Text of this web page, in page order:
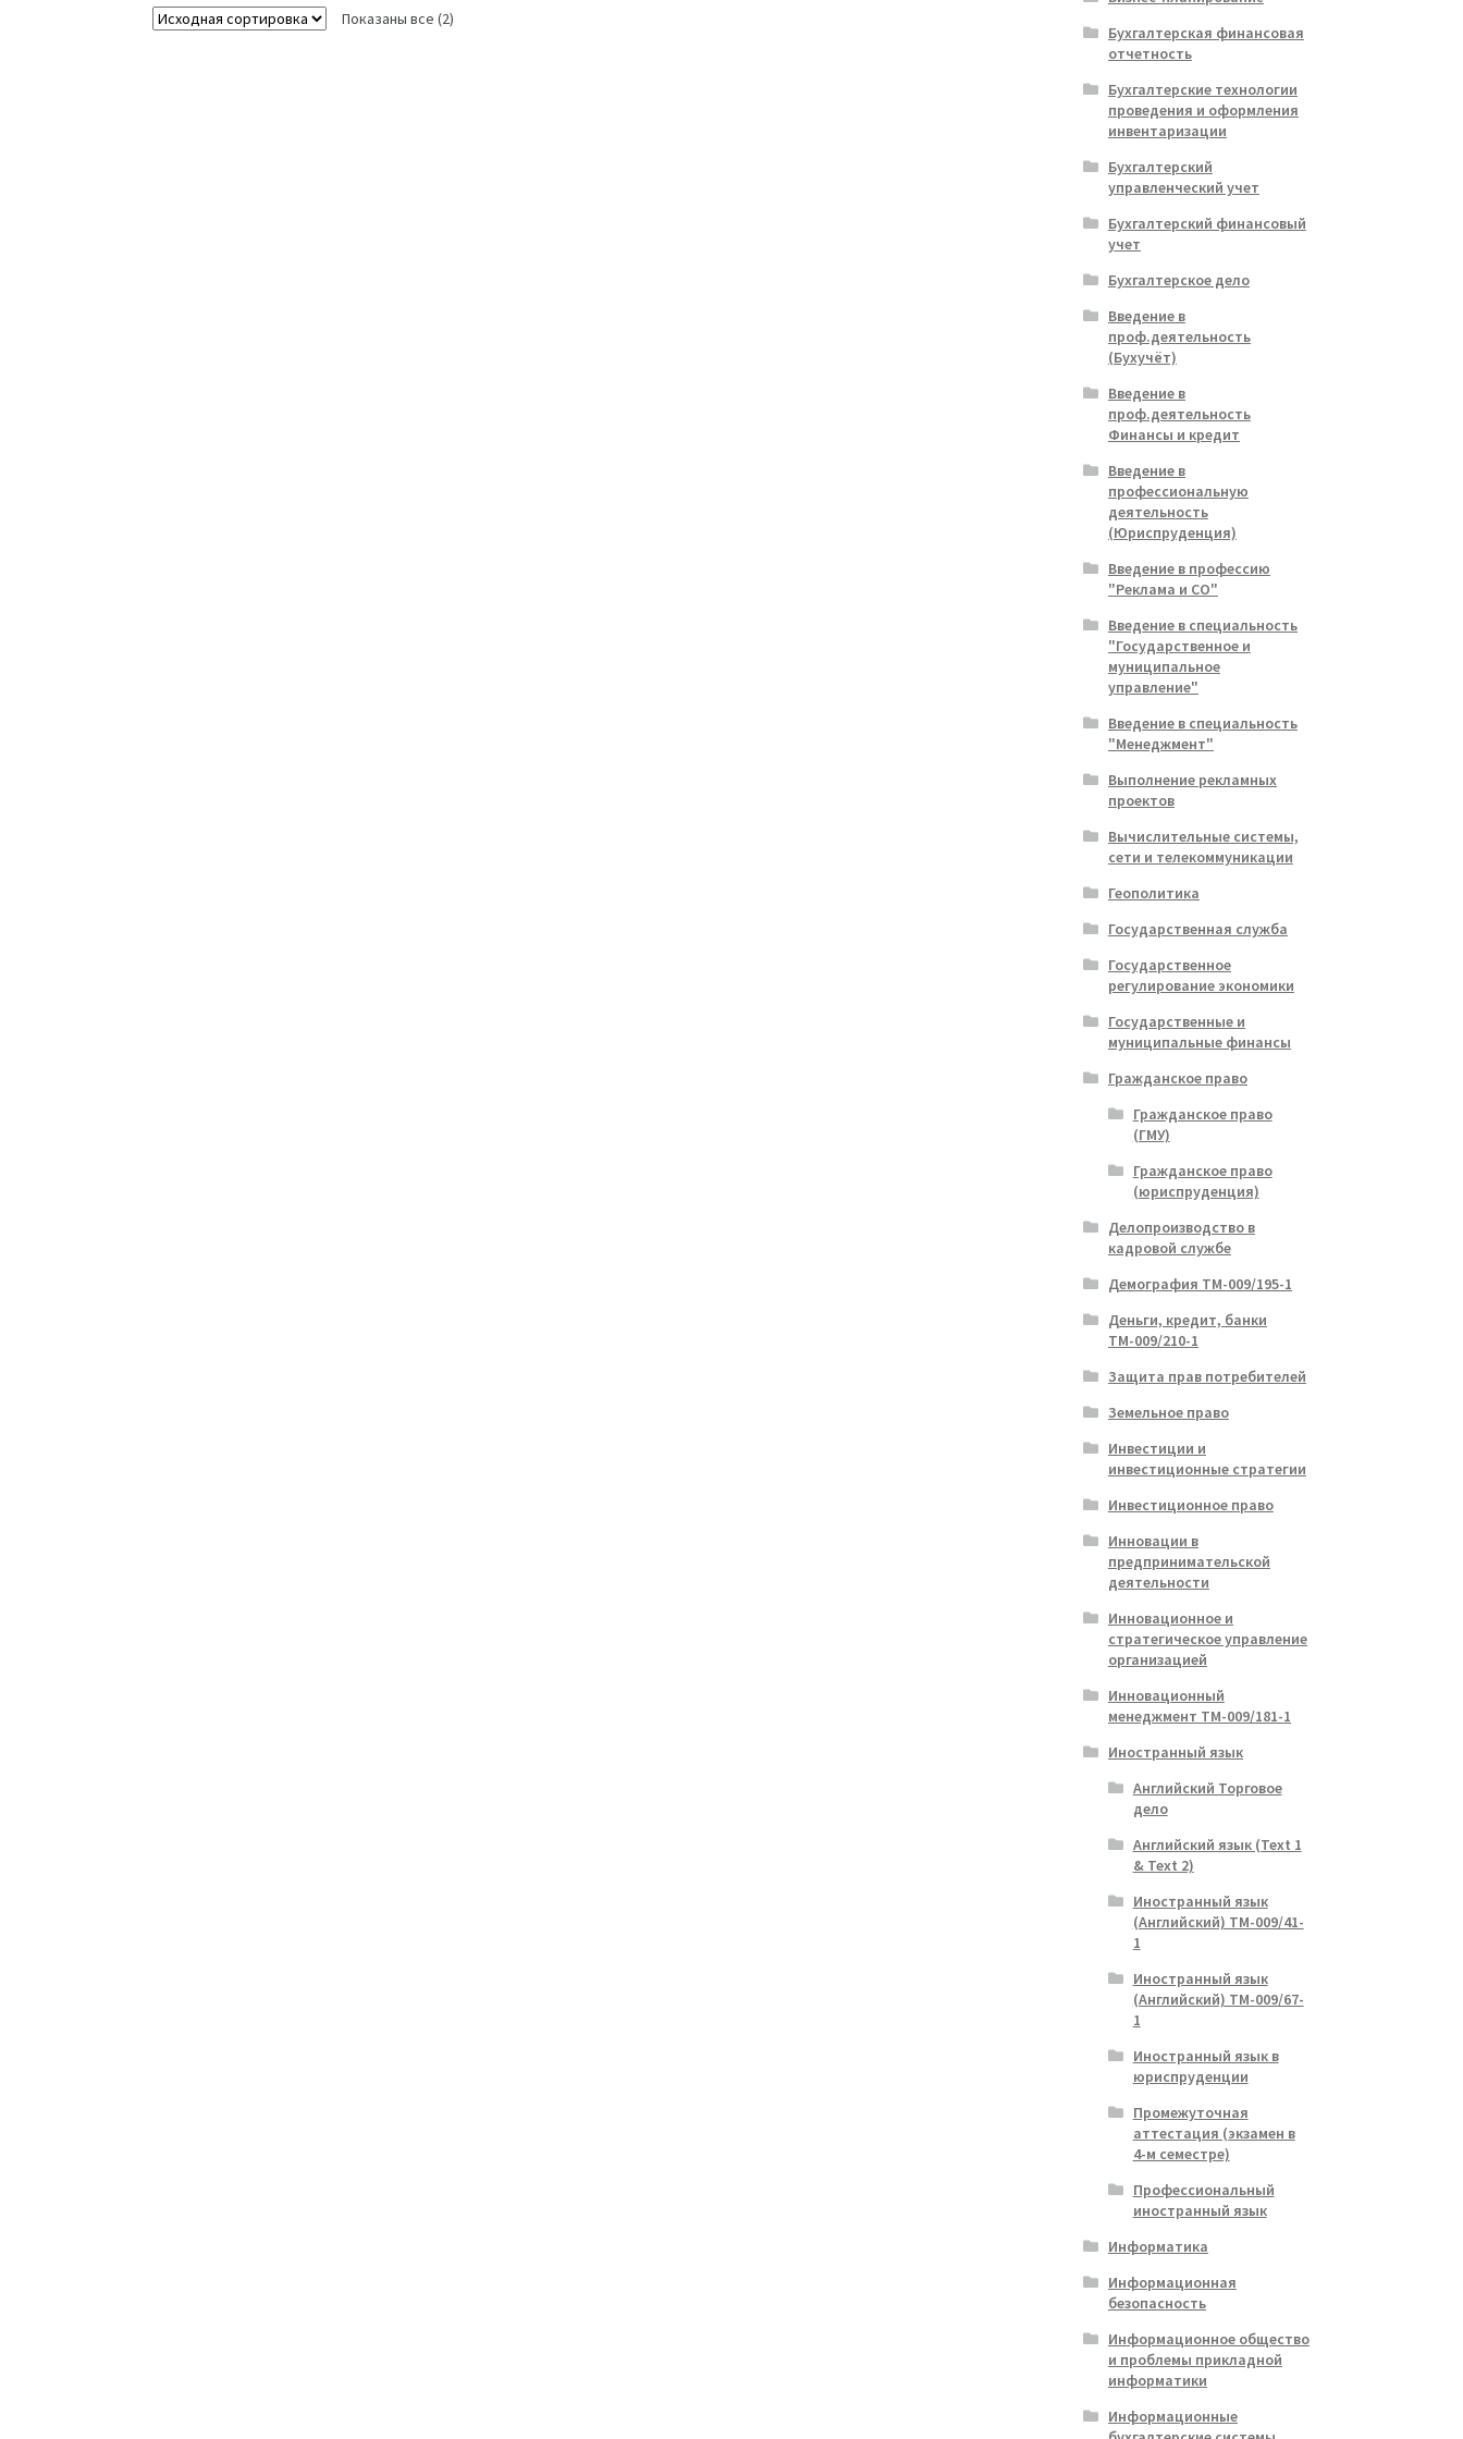
Показаны все (2)
Бухгалтерская финансовая
отчетность
Бухгалтерские технологии
проведения и оформления
инвентаризации
Бухгалтерский
управленческий учет
Бухгалтерский финансовый
учет
Бухгалтерское дело
Введение в
проф.деятельность
(Бухучёт)
Введение в
проф.деятельность
Финансы и кредит
Введение в
профессиональную
деятельность
(Юриспруденция)
Введение в профессию
"Реклама и СО"
Введение в специальность
"Государственное и
муниципальное
управление"
Введение в специальность
"Менеджмент"
Выполнение рекламных
проектов
Вычислительные системы,
сети и телекоммуникации
Геополитика
Государственная служба
Государственное
регулирование экономики
Государственные и
муниципальные финансы
Гражданское право
Гражданское право
(ГМУ)
Гражданское право
(юриспруденция)
Делопроизводство в
кадровой службе
Демография ТМ-009/195-1
Деньги, кредит, банки
ТМ-009/210-1
Защита прав потребителей
Земельное право
Инвестиции и
инвестиционные стратегии
Инвестиционное право
Инновации в
предпринимательской
деятельности
Инновационное и
стратегическое управление
организацией
Инновационный
менеджмент ТМ-009/181-1
Иностранный язык
Английский Торговое
дело
Английский язык (Text 1
& Text 2)
Иностранный язык
(Английский) ТМ-009/41-
1
Иностранный язык
(Английский) ТМ-009/67-
1
Иностранный язык в
юриспруденции
Промежуточная
аттестация (экзамен в
4-м семестре)
Профессиональный
иностранный язык
Информатика
Информационная
безопасность
Информационное общество
и проблемы прикладной
информатики
Информационные